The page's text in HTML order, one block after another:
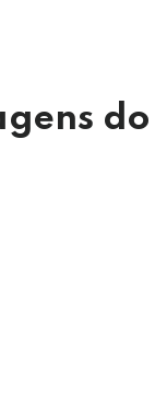
do